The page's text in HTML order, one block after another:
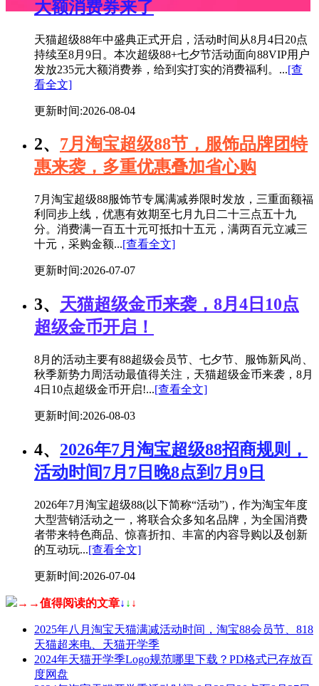
大额消费券来了
天猫超级88年中盛典正式开启，活动时间从8月4日20点
持续至8月9日。本次超级88+七夕节活动面向88VIP用户
发放235元大额消费券，给到实打实的消费福利。...[查
看全文]
更新时间:2026-08-04
2、 7月淘宝超级88节，服饰品牌团特
惠来袭，多重优惠叠加省心购
7月淘宝超级88服饰节专属满减券限时发放，三重面额福
利同步上线，优惠有效期至七月九日二十三点五十九
分。消费满一百五十元可抵扣十五元，满两百元立减三
十元，采购金额...[查看全文]
更新时间:2026-07-07
3、 天猫超级金币来袭，8月4日10点
超级金币开启！
8月的活动主要有88超级会员节、七夕节、服饰新风尚、
秋季新势力周活动最值得关注，天猫超级金币来袭，8月
4日10点超级金币开启!...[查看全文]
更新时间:2026-08-03
4、 2026年7月淘宝超级88招商规则，
活动时间7月7日晚8点到7月9日
2026年7月淘宝超级88(以下简称“活动”)，作为淘宝年度
大型营销活动之一，将联合众多知名品牌，为全国消费
者带来特色商品、惊喜折扣、丰富的内容导购以及创新
的互动玩...[查看全文]
更新时间:2026-07-04
→→值得阅读的文章↓ ↓ ↓
2025年八月淘宝天猫满减活动时间，淘宝88会员节、818
天猫超来电、天猫开学季
2024年天猫开学季Logo规范哪里下载？PD格式已存放百
度网盘